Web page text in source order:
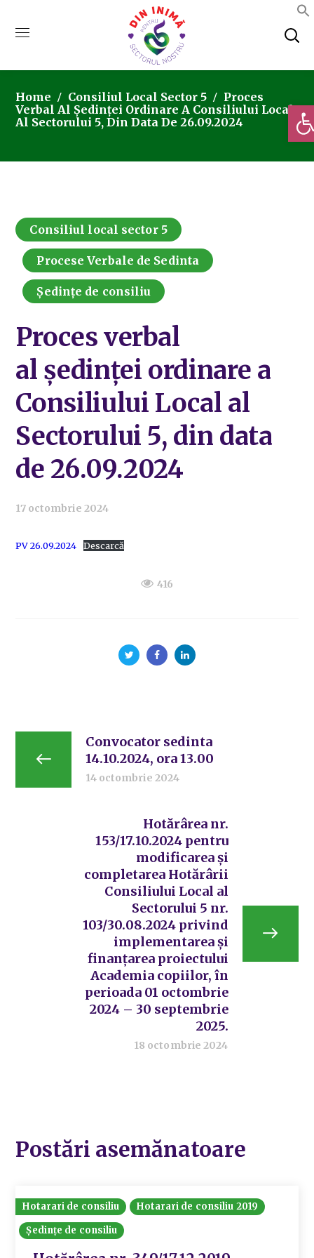
Home Consiliul Local Sector 5
Proces
Verbal Al Ședinței Ordinare A Consiliului Local
Al Sectorului 5, Din Data De 26.09.2024
Consiliul local sector 5
Procese Verbale de Sedinta
Ședințe de consiliu
Proces verbal
al ședinței ordinare a
Consiliului Local al
Sectorului 5, din data
de 26.09.2024
17 octombrie 2024
PV 26.09.2024 Descarcă
416
Convocator sedinta
14.10.2024, ora 13.00
14 octombrie 2024
Hotărârea nr.
153/17.10.2024 pentru
modificarea și
completarea Hotărârii
Consiliului Local al
Sectorului 5 nr.
103/30.08.2024 privind
implementarea și
finanțarea proiectului
Academia copiilor, în
perioada 01 octombrie
2024 – 30 septembrie
2025.
18 octombrie 2024
Postări asemănatoare
Hotarari de consiliu
Hotarari de consiliu 2019
Ședințe de consiliu